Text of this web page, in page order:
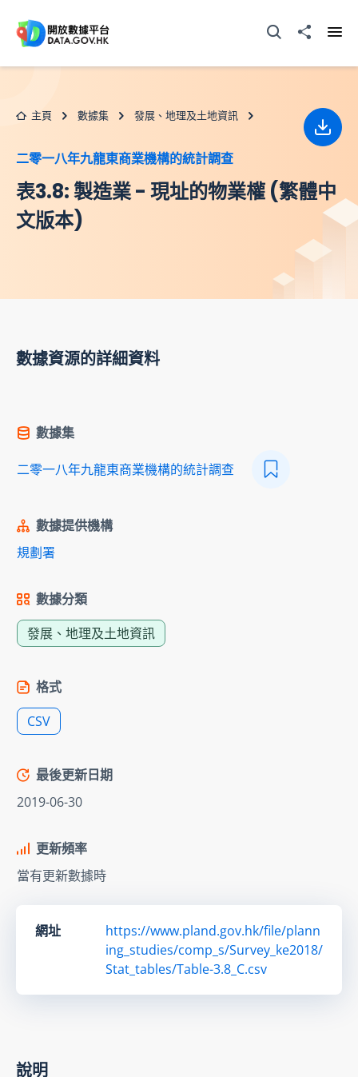
打開搜尋器分享至
主頁 數據集 發展、地理及土地資訊
二零一八年九龍東商業機構的統計調查
表3.8: 製造業 - 現址的物業權 (繁體中
文版本)
下載
數據資源的詳細資料
數據集
二零一八年九龍東商業機構的統計調查
數據提供機構
規劃署
數據分類
發展、地理及土地資訊
格式
CSV
最後更新日期
2019-06-30
更新頻率
當有更新數據時
網址
https://www.pland.gov.hk/file/plann
ing_studies/comp_s/Survey_ke2018/
Stat_tables/Table-3.8_C.csv
說明